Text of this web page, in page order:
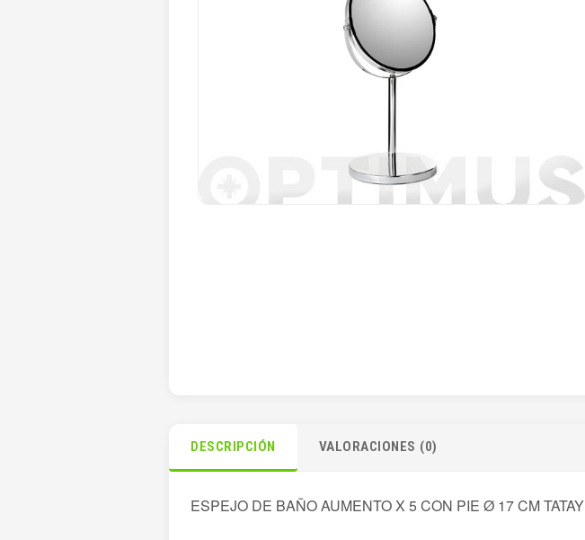
DESCRIPCIÓN VALORACIONES (0)
ESPEJO DE BAÑO AUMENTO X 5 CON PIE Ø 17 CM TATAY